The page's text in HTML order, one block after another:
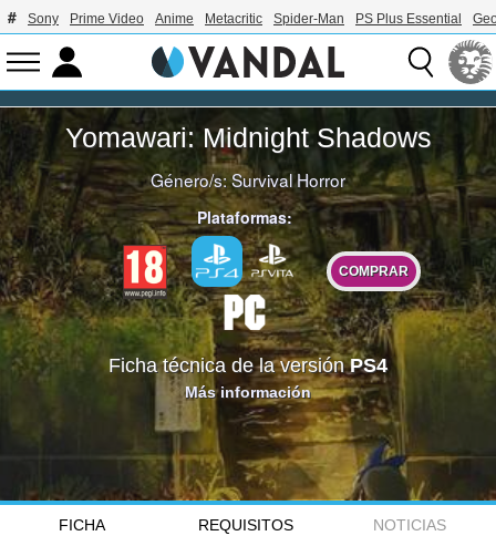
Sony Prime Video Anime Metacritic Spider-Man PS Plus Essential
Yomawari: Midnight Shadows
Género/s:Survival Horror
Plataformas:
COMPRAR
Ficha técnica de la versiónPS4
Más información
FICHA REQUISITOS
NOTICIAS